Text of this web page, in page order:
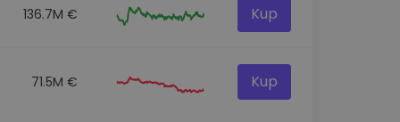
136.7M € Kup
71.5M € Kup